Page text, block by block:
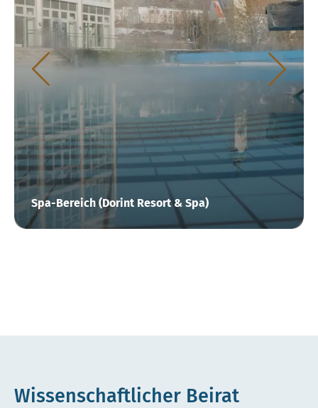
Spa-Bereich (Dorint Resort & Spa)
Wissenschaftlicher Beirat